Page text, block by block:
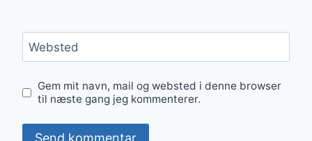
Websted
Gem mit navn, mail og websted i denne browser
til næste gang jeg kommenterer.